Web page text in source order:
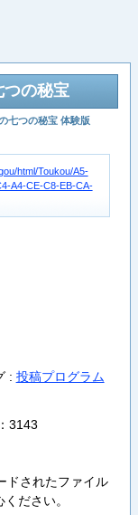
の秘宝
七つの秘宝 体験版
html/Toukou/A5-
A4-CE-C8-EB-CA-
: 投稿プログラム
3143
ドされたファイル
ださい。